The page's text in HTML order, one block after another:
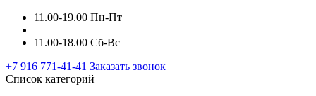
11.00-19.00 Пн-Пт
11.00-18.00 Сб-Вс
+7 916 771-41-41 Заказать звонок
Список категорий